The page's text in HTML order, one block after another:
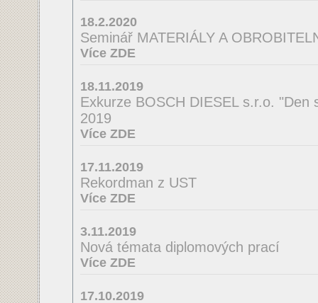
18.2.2020
Seminář MATERIÁLY A
Více ZDE
18.11.2019
Exkurze BOSCH DIESEL s.r.o. "Den
2019
Více ZDE
17.11.2019
Rekordman z UST
Více ZDE
3.11.2019
Nová témata diplomových prací
Více ZDE
17.10.2019